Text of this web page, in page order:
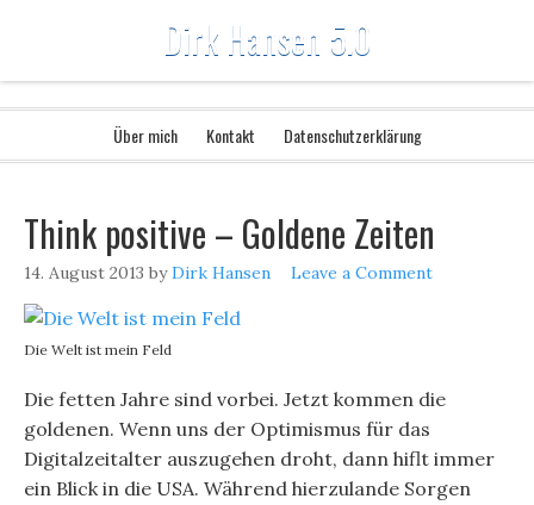
Dirk Hansen 5.0
Über mich Kontakt Datenschutzerklärung
Think positive – Goldene Zeiten
14. August 2013 byDirk Hansen Leave a Comment
Die Welt ist mein Feld
Die fetten Jahre sind vorbei. Jetzt kommen die
goldenen. Wenn uns der Optimismus für das
Digitalzeitalter auszugehen droht, dann hiflt immer
ein Blick in die USA. Während hierzulande Sorgen